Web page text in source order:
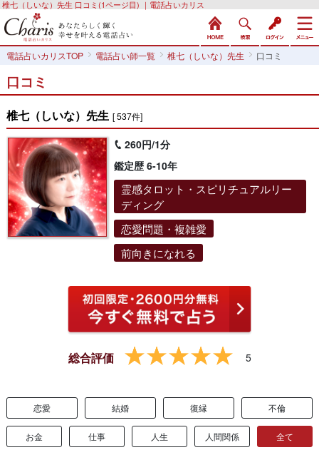
椎七（しいな）先生 口コミ(1ページ目) ｜電話占いカリス
電話占いカリスTOP 電話占い師一覧 椎七（しいな）先生 口コミ
口コミ
椎七（しいな）先生 [ 537件]
260円/1分
鑑定歴 6-10年
霊感タロット・スピリチュアルリー
ディング
恋愛問題・複雑愛
前向きになれる
総合評価 5
恋愛 結婚 復縁 不倫
お金 仕事 人生 人間関係 全て